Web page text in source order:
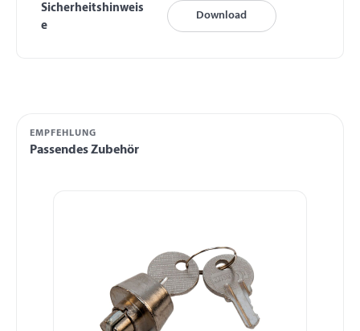
Sicherheitshinweis
e
Download
EMPFEHLUNG
Passendes Zubehör